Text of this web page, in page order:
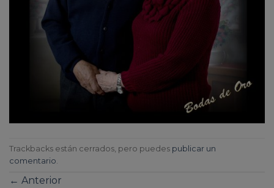
Trackbacks están cerrados, pero puedes publicar un
comentario
← Anterior